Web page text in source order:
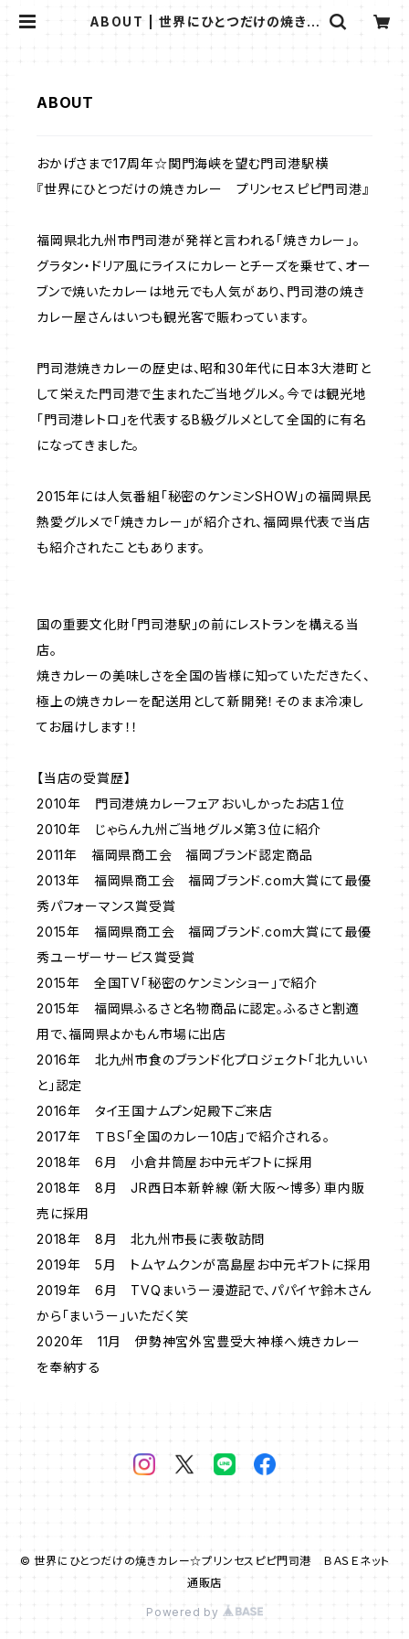
ABOUT | 世界にひとつだけの焼きカ
ABOUT
おかげさまで17周年☆関門海峡を望む門司港駅横
『世界にひとつだけの焼きカレー プリンセスピピ門司港』
福岡県北九州市門司港が発祥と言われる「焼きカレー」。
グラタン・ドリア風にライスにカレーとチーズを乗せて、オー
ブンで焼いたカレーは地元でも人気があり、門司港の焼き
カレー屋さんはいつも観光客で賑わっています。
門司港焼きカレーの歴史は、昭和30年代に日本3大港町と
して栄えた門司港で生まれたご当地グルメ。今では観光地
「門司港レトロ」を代表するB級グルメとして全国的に有名
になってきました。
2015年には人気番組「秘密のケンミンSHOW」の福岡県民
熱愛グルメで「焼きカレー」が紹介され、福岡県代表で当店
も紹介されたこともあります。
国の重要文化財「門司港駅」の前にレストランを構える当
店。
焼きカレーの美味しさを全国の皆様に知っていただきたく、
極上の焼きカレーを配送用として新開発！そのまま冷凍し
てお届けします！！
【当店の受賞歴】
2010年 門司港焼カレーフェアおいしかったお店１位
2010年 じゃらん九州ご当地グルメ第３位に紹介
2011年 福岡県商工会 福岡ブランド認定商品
2013年 福岡県商工会 福岡ブランド.com大賞にて最優
秀パフォーマンス賞受賞
2015年 福岡県商工会 福岡ブランド.com大賞にて最優
秀ユーザーサービス賞受賞
2015年 全国TV「秘密のケンミンショー」で紹介
2015年 福岡県ふるさと名物商品に認定。ふるさと割適
用で、福岡県よかもん市場に出店
2016年 北九州市食のブランド化プロジェクト「北九いい
と」認定
2016年 タイ王国ナムプン妃殿下ご来店
2017年 ＴＢＳ「全国のカレー10店」で紹介される。
2018年 6月 小倉井筒屋お中元ギフトに採用
2018年 8月 JR西日本新幹線（新大阪～博多）車内販
売に採用
2018年 8月 北九州市長に表敬訪問
2019年 5月 トムヤムクンが高島屋お中元ギフトに採用
2019年 6月 TVQまいうー漫遊記で、パパイヤ鈴木さん
から「まいうー」いただく笑
2020年 11月 伊勢神宮外宮豊受大神様へ焼きカレー
を奉納する
© 世界にひとつだけの焼きカレー☆プリンセスピピ門司港 ＢＡＳＥネット
通販店
Powered by